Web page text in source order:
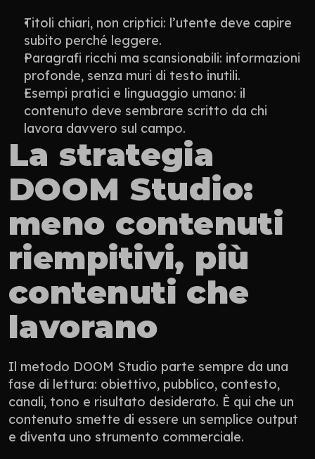
Titoli chiari, non criptici: l’utente deve capire
subito perché leggere.
Paragrafi ricchi ma scansionabili: informazioni
profonde, senza muri di testo inutili.
Esempi pratici e linguaggio umano: il
contenuto deve sembrare scritto da chi
lavora davvero sul campo.
La strategia
DOOM Studio:
meno contenuti
riempitivi, più
contenuti che
lavorano
Il metodo DOOM Studio parte sempre da una
fase di lettura: obiettivo, pubblico, contesto,
canali, tono e risultato desiderato. È qui che un
contenuto smette di essere un semplice output
e diventa uno strumento commerciale.